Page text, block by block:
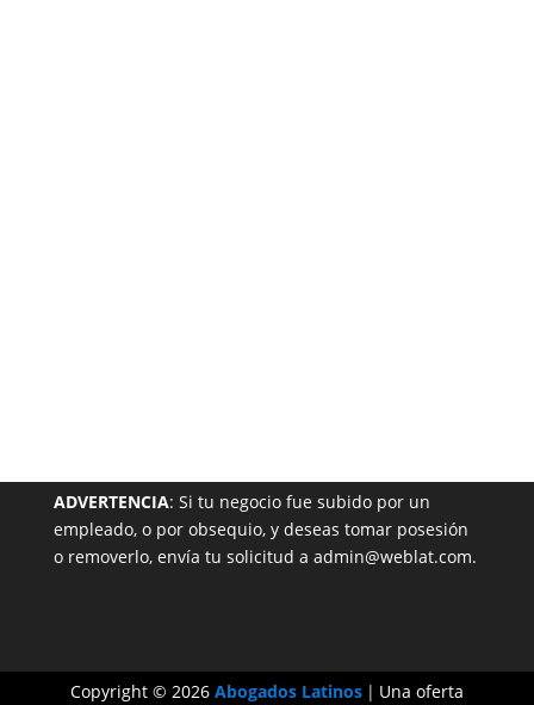
ADVERTENCIA: Si tu negocio fue subido por un
empleado, o por obsequio, y deseas tomar posesión
o removerlo, envía tu solicitud a admin@weblat.com.
Copyright © 2026 Abogados Latinos | Una oferta